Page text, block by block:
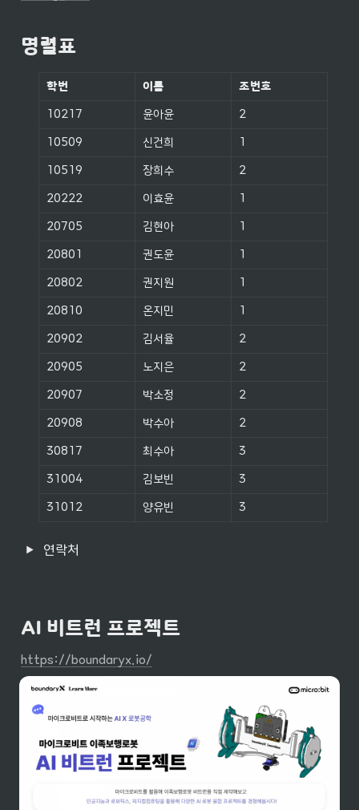
명렬표
학번 이름 조번호
10217 윤아윤 2
10509 신건희
10519 장희수 2
20222 이효윤
20705 김현아
20801 권도윤
20802 권지원
20810 온지민
20902 김서율 2
20905 노지은 2
20907 박소정 2
20908 박수아 2
30817 최수아 3
31004 김보빈 3
31012 양유빈 3
연락처
AI 비트런 프로젝트
https://boundaryx.io/